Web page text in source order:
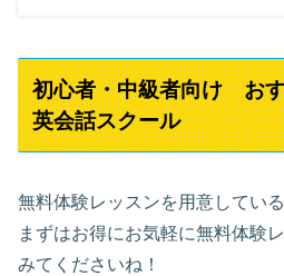
初心者・中級者向け お
英会話スクール
無料体験レッスンを用意してい
まずはお得にお気軽に無料体験
みてくださいね！